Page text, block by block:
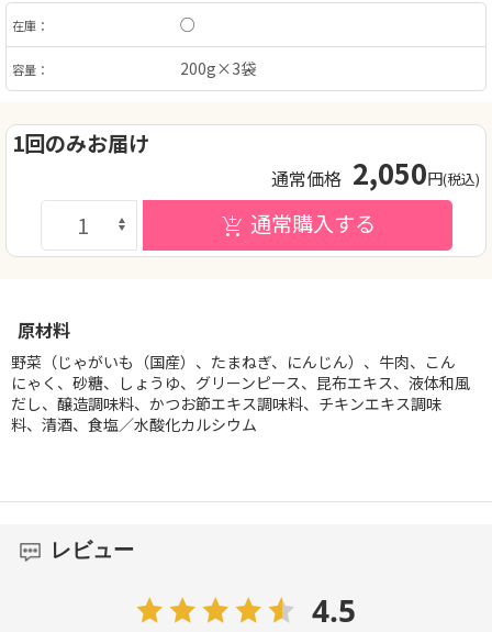
在庫： ○
容量： 200g×3袋
1回のみお届け
通常価格 2,050円(税込)
通常購入する
原材料
野菜（じゃがいも（国産）、たまねぎ、にんじん）、牛肉、こん
にゃく、砂糖、しょうゆ、グリーンピース、昆布エキス、液体和風
だし、醸造調味料、かつお節エキス調味料、チキンエキス調味
料、清酒、食塩／水酸化カルシウム
レビュー
4.5